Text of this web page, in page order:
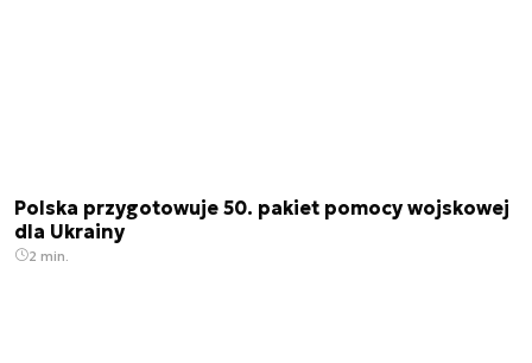
Polska przygotowuje 50. pakiet pomocy wojskowej
dla Ukrainy
2 min.